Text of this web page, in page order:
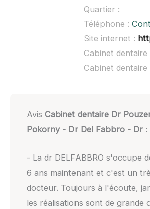
Quartier :
Téléphone :
Site internet : https://
Avis Cabinet dentaire Dr
Pokorny - Dr Del Fabbro - Dr:
- La dr DELFABBRO s'occupe
6 ans maintenant et c'est un
docteur. Toujours à l'écoute,
les réalisations sont de grande